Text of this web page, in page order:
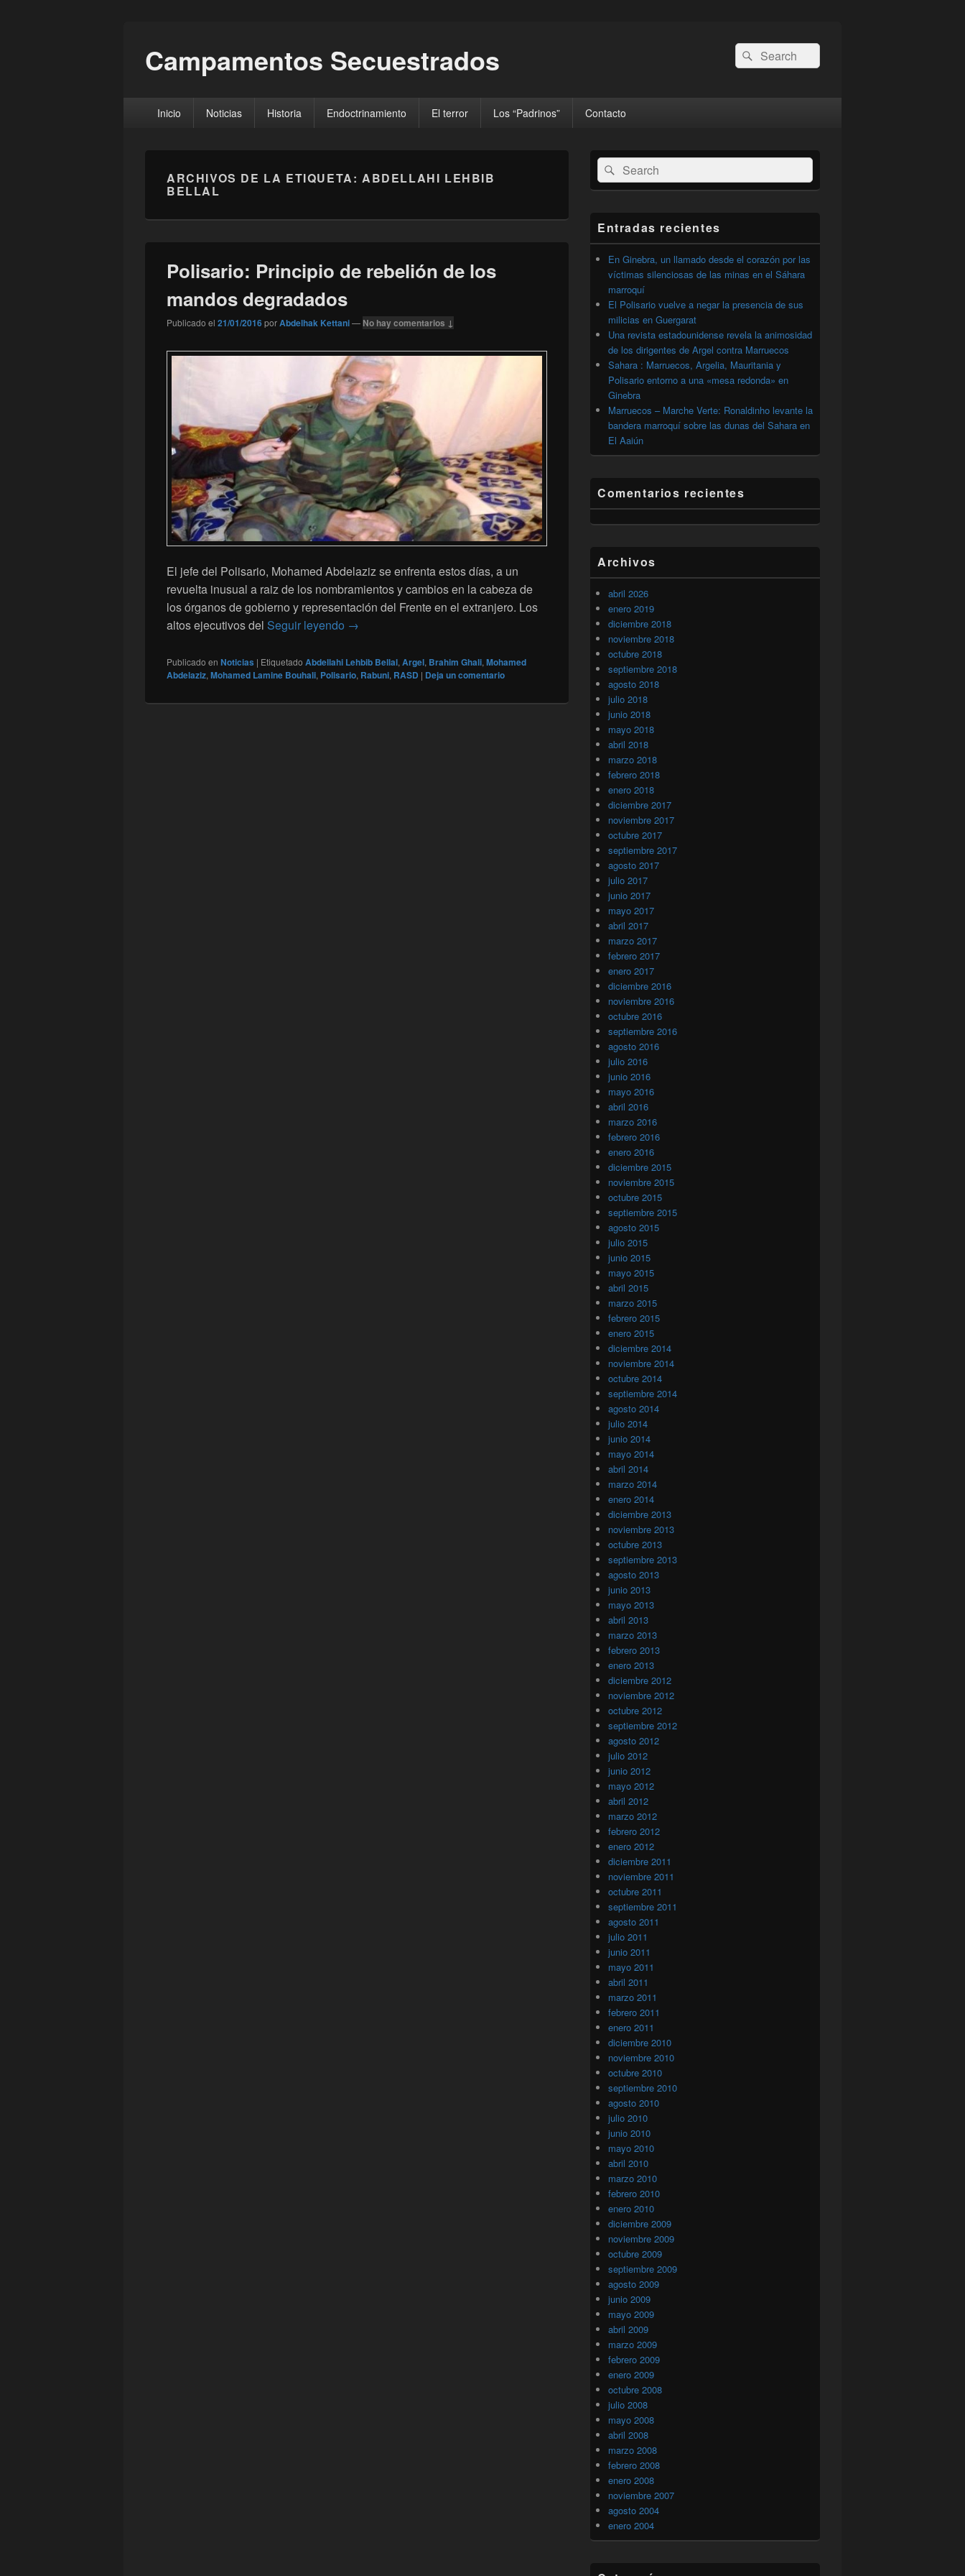
Campamentos Secuestrados
Buscar
por:
Buscar
principalInicio Noticias Historia Endoctrinamiento El terror Los “Padrinos” Contacto
ARCHIVOS DE LA ETIQUETA:ABDELLAHI LEHBIB
BELLAL
Polisario: Principio de rebelión de los
mandos degradados
Publicado el 21/01/2016porAbdelhak Kettani— No hay comentarios ↓
El jefe del Polisario, Mohamed Abdelaziz se enfrenta estos días, a un
revuelta inusual a raiz de los nombramientos y cambios en la cabeza de
los órganos de gobierno y representación del Frente en el extranjero. Los
altos ejecutivos del Seguir leyendo Polisario: Principio de rebelión de los mandos degradados
→
Publicado en Noticias | Etiquetado Abdellahi Lehbib Bellal, Argel, Brahim Ghali, Mohamed
Abdelaziz, Mohamed Lamine Bouhali, Polisario, Rabuni, RASD | Deja un comentario
El
área
de
widget
lateral
primaria
Buscar
por:
Buscar
Entradas recientes
En Ginebra, un llamado desde el corazón por las
víctimas silenciosas de las minas en el Sáhara
marroquí
El Polisario vuelve a negar la presencia de sus
milicias en Guergarat
Una revista estadounidense revela la animosidad
de los dirigentes de Argel contra Marruecos
Sahara : Marruecos, Argelia, Mauritania y
Polisario entorno a una «mesa redonda» en
Ginebra
Marruecos – Marche Verte: Ronaldinho levante la
bandera marroquí sobre las dunas del Sahara en
El Aaiún
Comentarios recientes
Archivos
abril 2026
enero 2019
diciembre 2018
noviembre 2018
octubre 2018
septiembre 2018
agosto 2018
julio 2018
junio 2018
mayo 2018
abril 2018
marzo 2018
febrero 2018
enero 2018
diciembre 2017
noviembre 2017
octubre 2017
septiembre 2017
agosto 2017
julio 2017
junio 2017
mayo 2017
abril 2017
marzo 2017
febrero 2017
enero 2017
diciembre 2016
noviembre 2016
octubre 2016
septiembre 2016
agosto 2016
julio 2016
junio 2016
mayo 2016
abril 2016
marzo 2016
febrero 2016
enero 2016
diciembre 2015
noviembre 2015
octubre 2015
septiembre 2015
agosto 2015
julio 2015
junio 2015
mayo 2015
abril 2015
marzo 2015
febrero 2015
enero 2015
diciembre 2014
noviembre 2014
octubre 2014
septiembre 2014
agosto 2014
julio 2014
junio 2014
mayo 2014
abril 2014
marzo 2014
enero 2014
diciembre 2013
noviembre 2013
octubre 2013
septiembre 2013
agosto 2013
junio 2013
mayo 2013
abril 2013
marzo 2013
febrero 2013
enero 2013
diciembre 2012
noviembre 2012
octubre 2012
septiembre 2012
agosto 2012
julio 2012
junio 2012
mayo 2012
abril 2012
marzo 2012
febrero 2012
enero 2012
diciembre 2011
noviembre 2011
octubre 2011
septiembre 2011
agosto 2011
julio 2011
junio 2011
mayo 2011
abril 2011
marzo 2011
febrero 2011
enero 2011
diciembre 2010
noviembre 2010
octubre 2010
septiembre 2010
agosto 2010
julio 2010
junio 2010
mayo 2010
abril 2010
marzo 2010
febrero 2010
enero 2010
diciembre 2009
noviembre 2009
octubre 2009
septiembre 2009
agosto 2009
junio 2009
mayo 2009
abril 2009
marzo 2009
febrero 2009
enero 2009
octubre 2008
julio 2008
mayo 2008
abril 2008
marzo 2008
febrero 2008
enero 2008
noviembre 2007
agosto 2004
enero 2004